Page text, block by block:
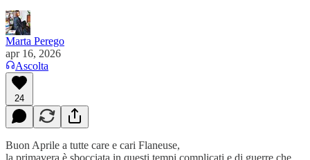
Marta Perego
apr 16, 2026
Ascolta
24
Buon Aprile a tutte care e cari Flaneuse,
la primavera è sbocciata in questi tempi complicati e di guerre che